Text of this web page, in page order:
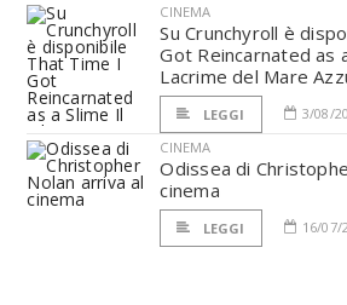
CINEMA
Su Crunchyroll è
Got Reincarnated as
Lacrime del Mare
LEGGI
3/08/
CINEMA
Odissea di
cinema
LEGGI 16/07/